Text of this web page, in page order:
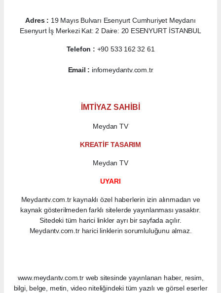
Adres : 19 Mayıs Bulvarı Esenyurt Cumhuriyet Meydanı
Esenyurt İş Merkezi Kat: 2 Daire: 20 ESENYURT İSTANBUL
Telefon : +90 533 162 32 61
Email : infomeydantv.com.tr
İMTİYAZ SAHİBİ
Meydan TV
KREATİF TASARIM
Meydan TV
UYARI
Meydantv.com.tr kaynaklı özel haberlerin izin alınmadan ve
kaynak gösterilmeden farklı sitelerde yayınlanması yasaktır.
Sitedeki tüm harici linkler ayrı bir sayfada açılır.
Meydantv.com.tr harici linklerin sorumluluğunu almaz.
www.meydantv.com.tr web sitesinde yayınlanan haber, resim,
bilgi, belge, metin, video niteliğindeki tüm yazılı ve görsel eserler